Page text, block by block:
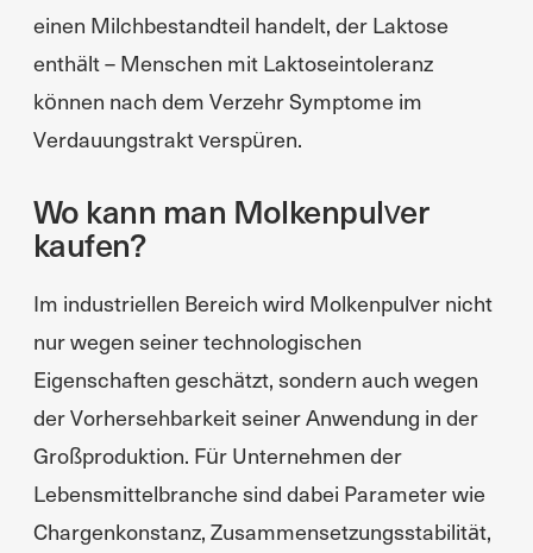
einen Milchbestandteil handelt, der Laktose
enthält – Menschen mit Laktoseintoleranz
können nach dem Verzehr Symptome im
Verdauungstrakt verspüren.
Wo kann man Molkenpulver
kaufen?
Im industriellen Bereich wird Molkenpulver nicht
nur wegen seiner technologischen
Eigenschaften geschätzt, sondern auch wegen
der Vorhersehbarkeit seiner Anwendung in der
Großproduktion. Für Unternehmen der
Lebensmittelbranche sind dabei Parameter wie
Chargenkonstanz, Zusammensetzungsstabilität,